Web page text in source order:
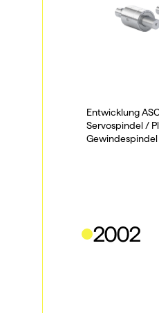
Entwicklung
Servospindel /
Gewindespindel
2002